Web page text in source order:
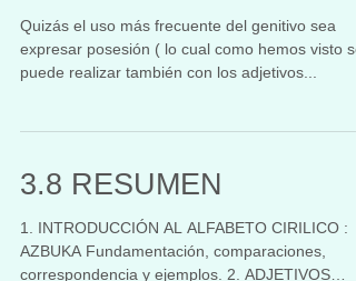
Quizás el uso más frecuente del genitivo sea
expresar posesión ( lo cual como hemos visto se
puede realizar también con los adjetivos...
3.8 RESUMEN
1. INTRODUCCIÓN AL ALFABETO CIRILICO :
AZBUKA Fundamentación, comparaciones,
correspondencia y ejemplos. 2. ADJETIVOS